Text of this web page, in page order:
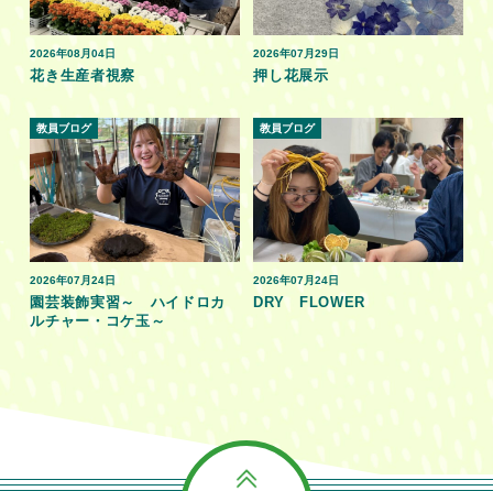
2026年08月04日
花き生産者視察
2026年07月29日
押し花展示
2026年07月24日
教員ブログ
園芸装飾実習～ ハイドロカ
ルチャー・コケ玉～
2026年07月24日
教員ブログ
DRY FLOWER